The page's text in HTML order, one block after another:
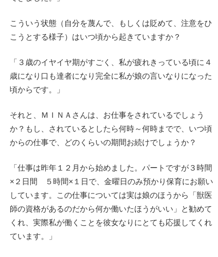
こういう状態（自分を蔑んで、もしくは貶めて、注意をひ
こうとする様子）はいつ頃から起きていますか？
「３歳のイヤイヤ期がすごく、私が疲れきっている頃に４
歳になり口も達者になり完全に私が娘の言いなりになった
頃からです。」
それと、ＭＩＮＡさんは、お仕事をされているでしょう
か？もし、されているとしたら何時～何時までで、いつ頃
からの仕事で、どのくらいの期間お続けでしょうか？
「仕事は昨年１２月から始めました。パートですが３時間
×２日間 ５時間×１日で、金曜日のみ預かり保育にお願い
しています。この仕事については実は娘のほうから「獣医
師の資格があるのだから何か働いたほうがいい」と勧めて
くれ、実際私が働くことを彼女なりにとても応援してくれ
ています。」